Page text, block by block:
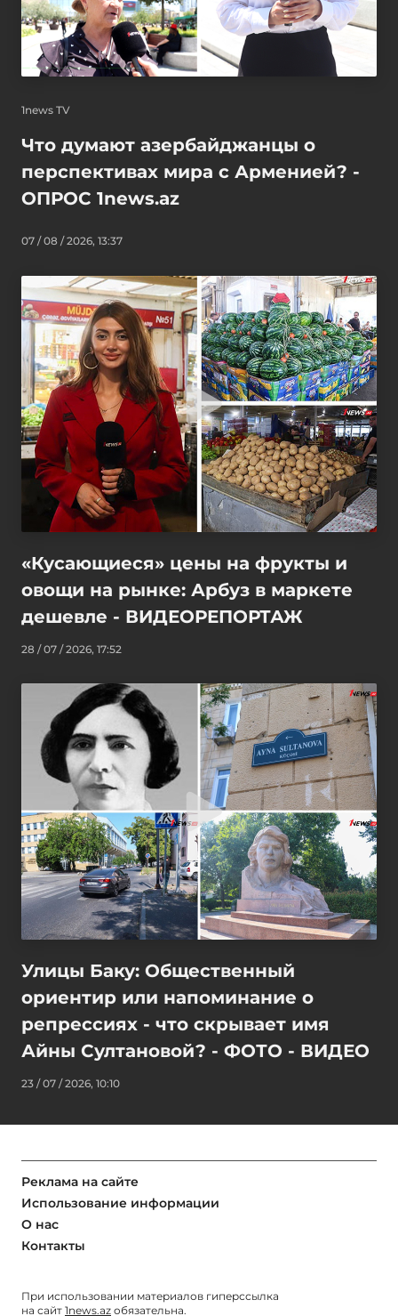
1news TV
Что думают азербайджанцы о
перспективах мира с Арменией? -
ОПРОС 1news.az
07 / 08 / 2026, 13:37
«Кусающиеся» цены на фрукты и
овощи на рынке: Арбуз в маркете
дешевле - ВИДЕОРЕПОРТАЖ
28 / 07 / 2026, 17:52
Улицы Баку: Общественный
ориентир или напоминание о
репрессиях - что скрывает имя
Айны Султановой? - ФОТО - ВИДЕО
23 / 07 / 2026, 10:10
Реклама на сайте
Использование информации
О нас
Контакты
При использовании материалов гиперссылка
на сайт 1news.az обязательна.